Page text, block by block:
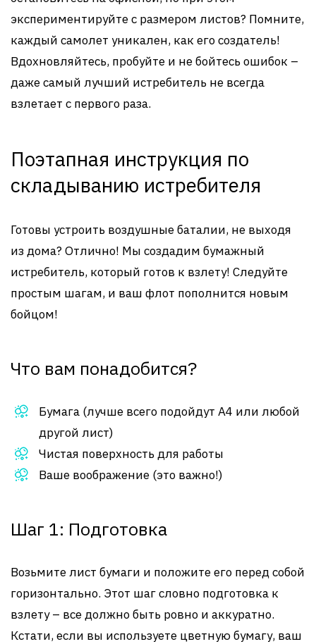
экспериментируйте с размером листов? Помните,
каждый самолет уникален, как его создатель!
Вдохновляйтесь, пробуйте и не бойтесь ошибок –
даже самый лучший истребитель не всегда
взлетает с первого раза.
Поэтапная инструкция по
складыванию истребителя
Готовы устроить воздушные баталии, не выходя
из дома? Отлично! Мы создадим бумажный
истребитель, который готов к взлету! Следуйте
простым шагам, и ваш флот пополнится новым
бойцом!
Что вам понадобится?
Бумага (лучше всего подойдут A4 или любой
другой лист)
Чистая поверхность для работы
Ваше воображение (это важно!)
Шаг 1: Подготовка
Возьмите лист бумаги и положите его перед собой
горизонтально. Этот шаг словно подготовка к
взлету – все должно быть ровно и аккуратно.
Кстати, если вы используете цветную бумагу, ваш